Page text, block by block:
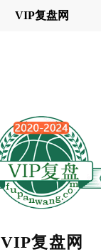
VIP复盘网
VIP复盘网